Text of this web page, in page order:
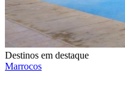
Destinos em destaque
Marrocos